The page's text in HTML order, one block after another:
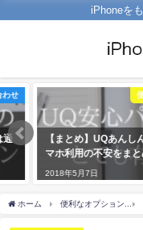
iPhoneを
便利なオ
【まとめ】UQあんしんパッ
マホ利用の不安をまとめて解
2018年5月7日
ホーム 便利なオプション